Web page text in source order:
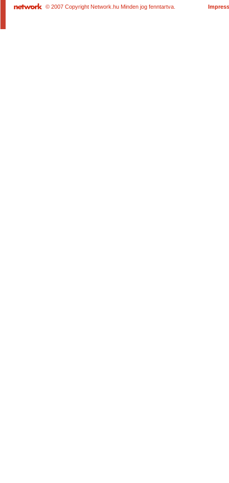
© 2007 Copyright Network.hu Minden jog fenntartva.